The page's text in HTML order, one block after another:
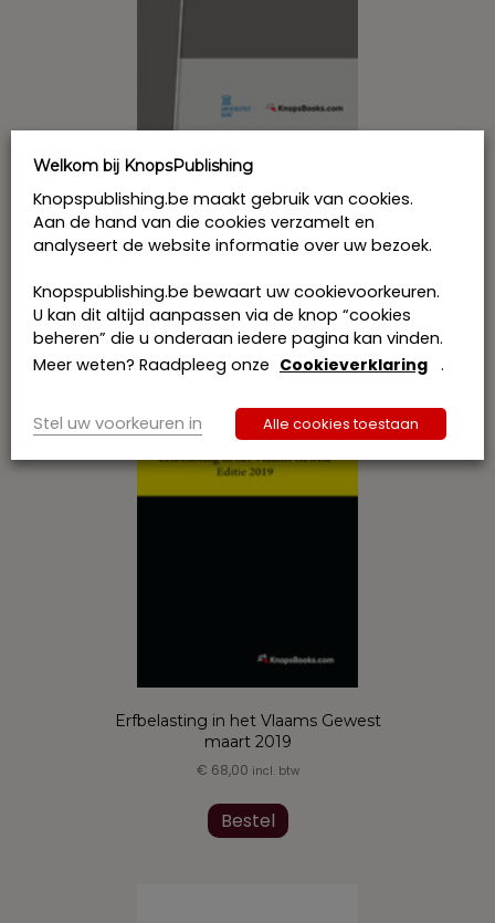
EOT-overeenkomsten anno 2019 –
Wetgevende innovaties en
modelclausules – Soft Cover (print)
€93,00 incl. btw
Bestel
Erfbelasting in het Vlaams Gewest
maart 2019
€ 68,00 incl. btw
Bestel
Welkom bij KnopsPublishing
Knopspublishing.be maakt gebruik van cookies.
Aan de hand van die cookies verzamelt en
analyseert de website informatie over uw bezoek.
Knopspublishing.be bewaart uw cookievoorkeuren.
U kan dit altijd aanpassen via de knop “cookies
beheren” die u onderaan iedere pagina kan vinden.
Meer weten? Raadpleeg onze Cookieverklaring .
Stel uw voorkeuren in Alle cookies toestaan